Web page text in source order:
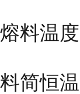
熔料温
料简恒